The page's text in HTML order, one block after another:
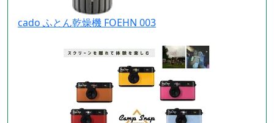
cado ふとん乾燥機 FOEHN 003